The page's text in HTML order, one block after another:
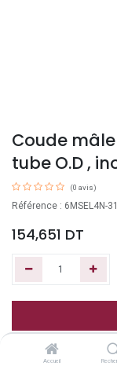
Accueil
Coude
tube O.D ,
(0 avis)
Référence : 6MSEL4N-
154,651 DT